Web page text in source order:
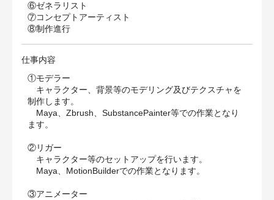
⑥ゼネラリスト
⑦コンセプトアーティスト
⑧制作進行
仕事内容
①モデラー
キャラクター、背景等のモデリング及びテクスチャを
制作します。
Maya、Zbrush、SubstancePainter等での作業となり
ます。
②リガー
キャラクター等のセットアップを行います。
Maya、MotionBuilderでの作業となります。
③アニメーター